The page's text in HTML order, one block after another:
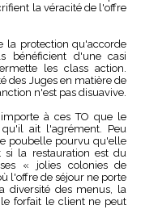
la véracité de l'offre
la protection qu'accorde
bénéficient d'une casi
les class action.
des Juges en matière de
n'est pas disuavive.
à ces TO que le
ait l'agrément. Peu
poubelle pourvu qu'elle
si la restauration est du
« jolies colonies de
l'offre de séjour ne porte
diversité des menus, la
forfait le client ne peut